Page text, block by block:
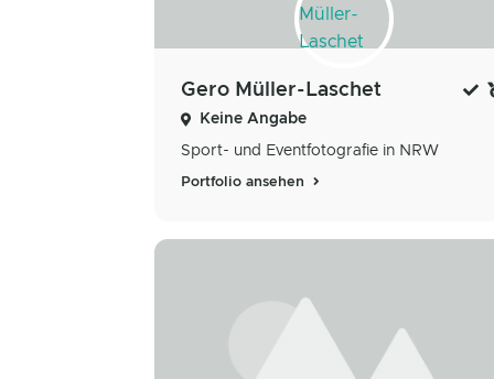
Gero Müller-Laschet
Keine Angabe
Sport- und Eventfotografie in NRW
Portfolio ansehen